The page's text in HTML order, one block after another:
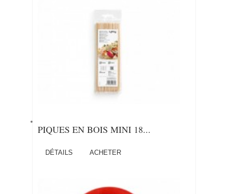
PIQUES EN BOIS MINI 18...
DÉTAILS ACHETER